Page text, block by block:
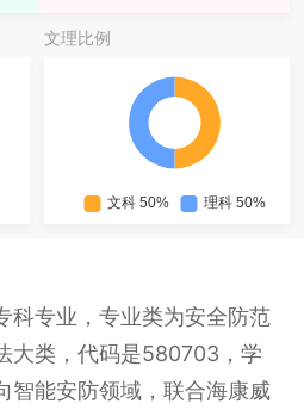
文理比例
科专业，专业类为安全防范
大类，代码是580703，学
智能安防领域，联合海康威